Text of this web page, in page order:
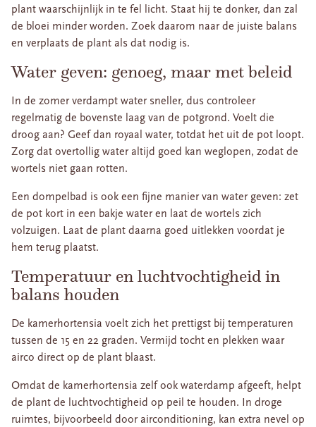
plant waarschijnlijk in te fel licht. Staat hij te donker, dan zal
de bloei minder worden. Zoek daarom naar de juiste balans
en verplaats de plant als dat nodig is.
Water geven: genoeg, maar met beleid
In de zomer verdampt water sneller, dus controleer
regelmatig de bovenste laag van de potgrond. Voelt die
droog aan? Geef dan royaal water, totdat het uit de pot loopt.
Zorg dat overtollig water altijd goed kan weglopen, zodat de
wortels niet gaan rotten.
Een dompelbad is ook een fijne manier van water geven: zet
de pot kort in een bakje water en laat de wortels zich
volzuigen. Laat de plant daarna goed uitlekken voordat je
hem terug plaatst.
Temperatuur en luchtvochtigheid in
balans houden
De kamerhortensia voelt zich het prettigst bij temperaturen
tussen de 15 en 22 graden. Vermijd tocht en plekken waar
airco direct op de plant blaast.
Omdat de kamerhortensia zelf ook waterdamp afgeeft, helpt
de plant de luchtvochtigheid op peil te houden. In droge
ruimtes, bijvoorbeeld door airconditioning, kan extra nevel op